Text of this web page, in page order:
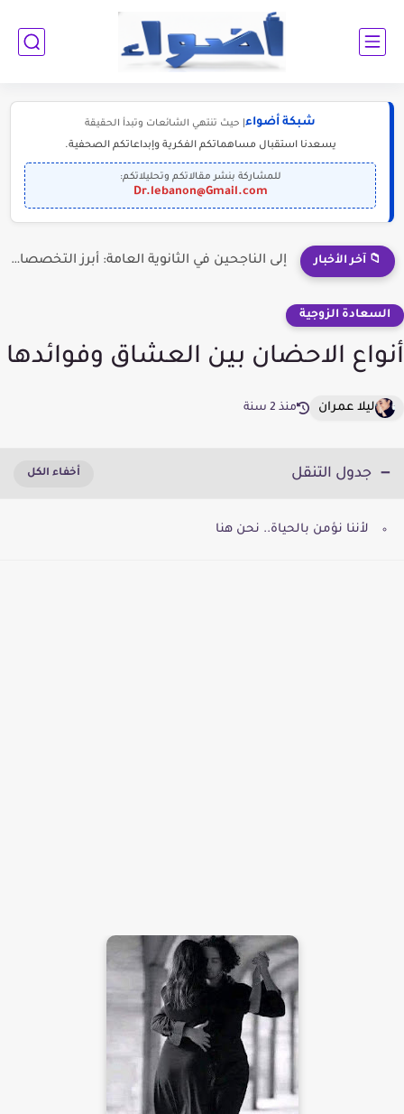
شبكة أضواء | حيث تنتهي الشائعات وتبدأ الحقيقة
يسعدنا استقبال مساهماتكم الفكرية وإبداعاتكم الصحفية.
للمشاركة بنشر مقالاتكم وتحليلاتكم:
Dr.lebanon@Gmail.com
📁 آخر الأخبار إلى الناجحين في الثانوية العامة: أبرز التخصصات المطلوبة للمستقبل (2030-2050)
السعادة الزوجية
أنواع الاحضان بين العشاق وفوائدها
ليلا عمران منذ 2 سنة
جدول التنقل
لأننا نؤمن بالحياة.. نحن هنا